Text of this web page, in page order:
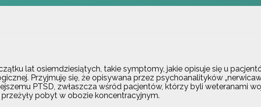
lat osiemdziesiątych, takie symptomy, jakie opisuje się u
Przyjmuję się, że opisywana przez psychoanalityków
PTSD, zwłaszcza wśród pacjentów, którzy byli weteranami
pobyt w obozie koncentracyjnym.